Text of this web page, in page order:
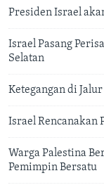
Presiden Israel
Israel Pasang
Selatan
Ketegangan di
Israel Rencanakan
Warga Palestina
Pemimpin Bersatu